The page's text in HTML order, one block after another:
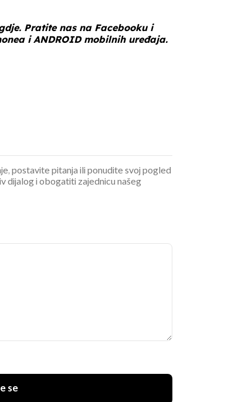
Pratite nas na Facebookui
iANDROIDmobilnih uređaja.
postavite pitanja ili ponudite svoj pogled
dijalog i obogatiti zajednicu našeg
se